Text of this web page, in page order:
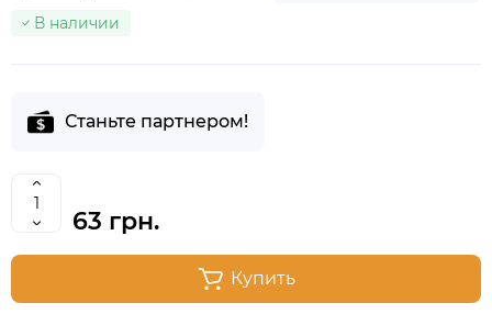
В наличии
Станьте партнером!
63 грн.
Купить